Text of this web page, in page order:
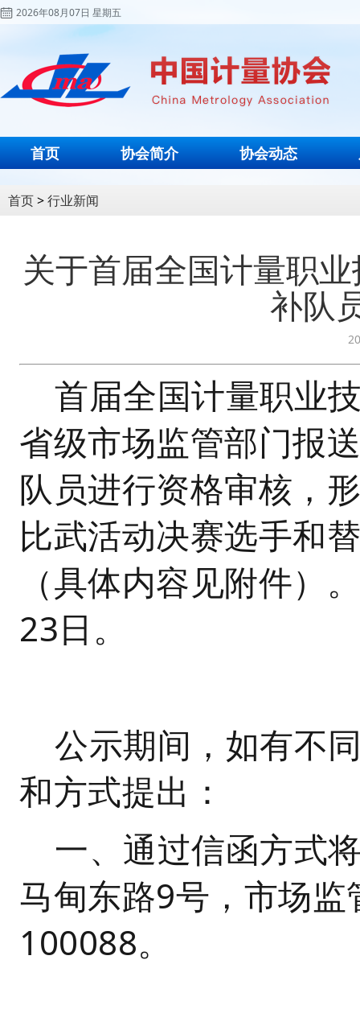
2026年08月07日 星期五
首页 协会简介 协会动态
首页>行业新闻
关于首届全国计量职
补队
首届全国计量职业
省级市场监管部门报
队员进行资格审核，
比武活动决赛选手和
（具体内容见附件）
23日。
公示期间，如有不
和方式提出：
一、通过信函方式
马甸东路9号，市场
100088。